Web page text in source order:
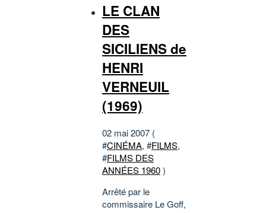
LE CLAN
DES
SICILIENS de
HENRI
VERNEUIL
(1969)
02 mai 2007 (
#CINÉMA, #FILMS,
#FILMS DES
ANNÉES 1960)
Arrêté par le
commissaire Le Goff,